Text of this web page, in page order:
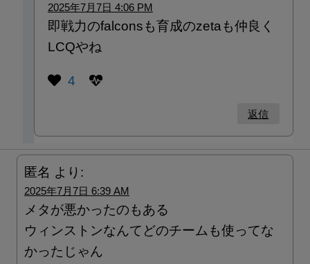
2025年7月7日 4:06 PM
即戦力のfalconsも育成のzetaも仲良く
LCQやね
4
返信
匿名 より:
2025年7月7日 6:39 AM
メタが悪かったのもある
ウィンストンなんてどのチームも使ってな
かったじゃん